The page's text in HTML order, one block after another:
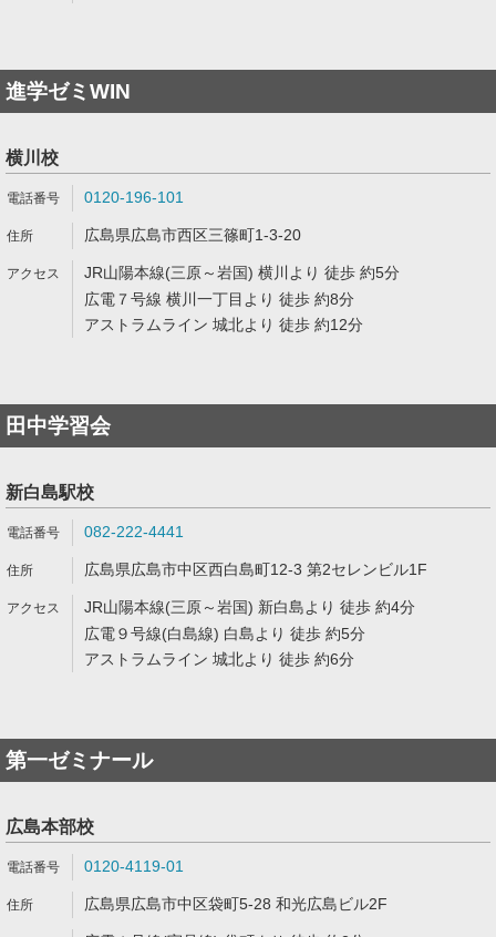
進学ゼミWIN
横川校
0120-196-101
広島県広島市西区三篠町1-3-20
JR山陽本線(三原～岩国) 横川より 徒歩 約5分
広電７号線 横川一丁目より 徒歩 約8分
アストラムライン 城北より 徒歩 約12分
田中学習会
新白島駅校
082-222-4441
広島県広島市中区西白島町12-3 第2セレンビル1F
JR山陽本線(三原～岩国) 新白島より 徒歩 約4分
広電９号線(白島線) 白島より 徒歩 約5分
アストラムライン 城北より 徒歩 約6分
第一ゼミナール
広島本部校
0120-4119-01
広島県広島市中区袋町5-28 和光広島ビル2F